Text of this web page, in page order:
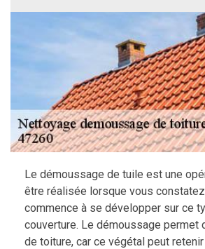
Le démoussage de tuile est une
être réalisée lorsque vous
commence à se développer sur ce
couverture. Le démoussage permet
de toiture, car ce végétal peut retenir